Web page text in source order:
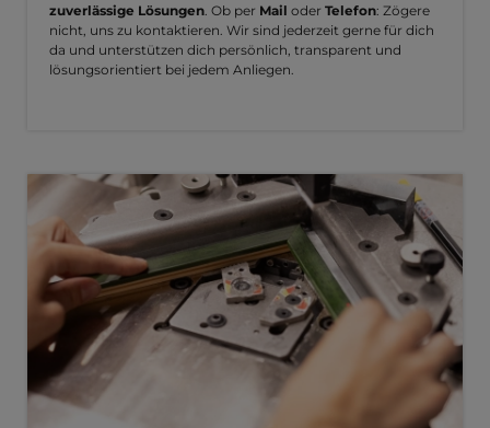
zuverlässige Lösungen . Ob per Mail oder Telefon: Zögere
nicht, uns zu kontaktieren. Wir sind jederzeit gerne für dich
da und unterstützen dich persönlich, transparent und
lösungsorientiert bei jedem Anliegen.